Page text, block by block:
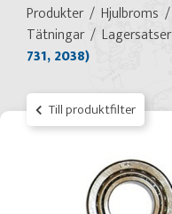
Produkter Hjulbroms
Tätningar
Lagersatser
731, 2038)
Till produktfilter